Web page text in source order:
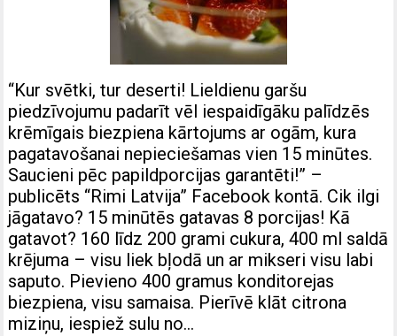
“Kur svētki, tur deserti! Lieldienu garšu
piedzīvojumu padarīt vēl iespaidīgāku palīdzēs
krēmīgais biezpiena kārtojums ar ogām, kura
pagatavošanai nepieciešamas vien 15 minūtes.
Saucieni pēc papildporcijas garantēti!” –
publicēts “Rimi Latvija” Facebook kontā. Cik ilgi
jāgatavo? 15 minūtēs gatavas 8 porcijas! Kā
gatavot? 160 līdz 200 grami cukura, 400 ml saldā
krējuma – visu liek bļodā un ar mikseri visu labi
saputo. Pievieno 400 gramus konditorejas
biezpiena, visu samaisa. Pierīvē klāt citrona
miziņu, iespiež sulu no…